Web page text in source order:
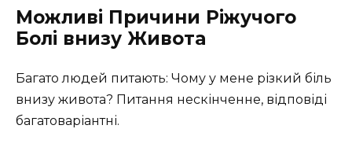
Можливі Причини Ріжучого
Болі внизу Живота
Багато людей питають: Чому у мене різкий біль
внизу живота? Питання нескінченне, відповіді
багатоваріантні.